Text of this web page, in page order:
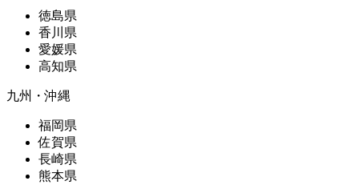
徳島県
香川県
愛媛県
高知県
九州・沖縄
福岡県
佐賀県
長崎県
熊本県